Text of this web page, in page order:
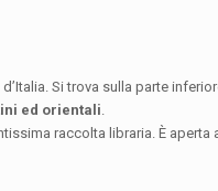
Si trova sulla parte
ed orientali.
raccolta libraria. È